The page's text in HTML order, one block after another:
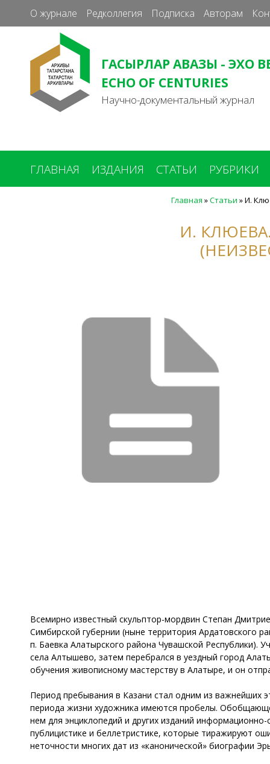
О журнале Редколлегия Подписка Авторам
ГАСЫРЛАР АВАЗЫ - ЭХО
ECHO OF CENTURIES
Научно-документальный журнал
ГЛАВНАЯ ИЗДАНИЯ СТАТЬИ РУБРИКИ
Главная »Статьи »И.
И.
Всемирно известный скульптор-мордвин Степан
Симбирской губернии (ныне территория Ардатовского
п. Баевка Алатырского района Чувашской Республики).
села Алтышево, затем перебрался в уездный город
обучения живописному мастерству в Алатыре, и он
Период пребывания в Казани стал одним из важнейших
периода жизни художника имеются пробелы.
нем для энциклопедий и других изданий
публицистике и беллетристике, которые тиражируют
неточности многих дат из «канонической» биографии